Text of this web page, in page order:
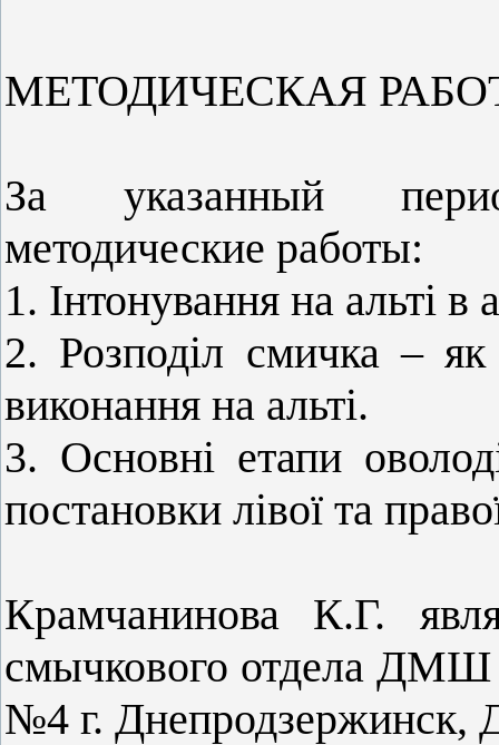
МЕТОДИЧЕСКАЯ
За указанный
методические работы:
1. Інтонування на альті в
2. Розподіл смичка – як
виконання на альті.
3. Основні етапи
постановки лівої та
Крамчанинова К.Г.
смычкового отдела
№4 г.